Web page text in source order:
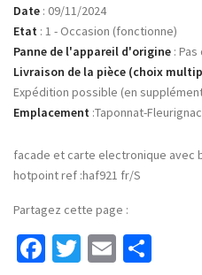
Date : 09/11/2024
Etat : 1 - Occasion (fonctionne)
Panne de l'appareil d'origine : Pas
Livraison de la pièce (choix
Expédition possible (en
Emplacement :Taponnat-
facade et carte electronique avec
hotpoint ref :haf921 fr/S
Partagez cette page :
Facebook
Twitter
Email